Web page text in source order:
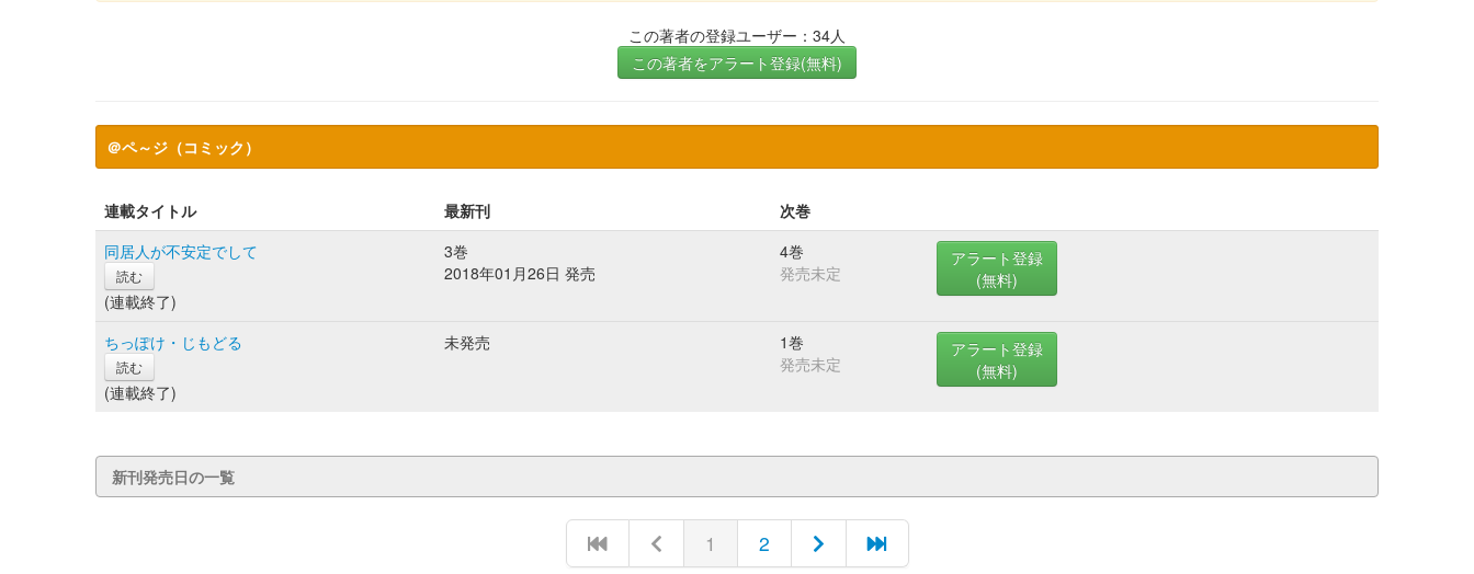
この著者の登録ユーザー：34人
この著者をアラート登録(無料)
＠ペ～ジ（コミック）
連載タイトル 最新刊
次巻
同居人が不安定でして
読む
(連載終了)
3巻
2018年01月26日 発売
4巻
発売未定
アラート登録
(無料)
ちっぽけ・じもどる
読む
(連載終了)
未発売
1巻
発売未定
アラート登録
(無料)
新刊発売日の一覧
1 2